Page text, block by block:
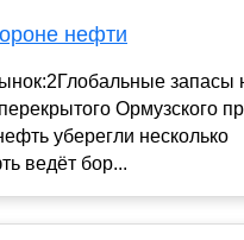
нефти
запасы
Ормузского
уберегли несколько
ведёт бор...